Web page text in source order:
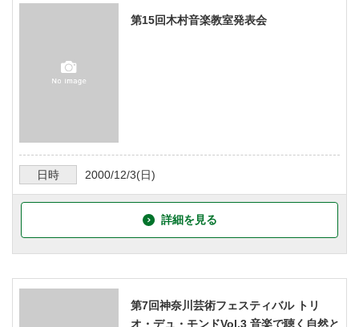
第15回木村音楽教室発表会
日時 2000/12/3(日)
詳細を見る
第7回神奈川芸術フェスティバル トリ
オ・デュ・モンドVol.3 音楽で聴く自然と